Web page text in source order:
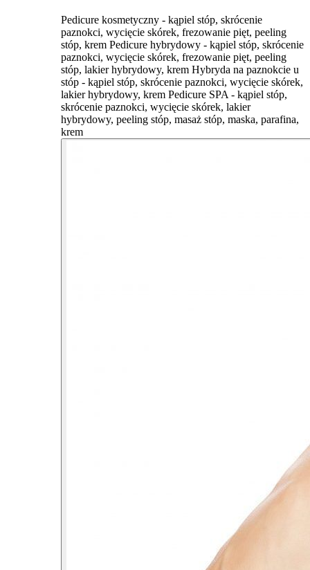
Pedicure kosmetyczny - kąpiel stóp, skrócenie
paznokci, wycięcie skórek, frezowanie pięt, peeling
stóp, krem Pedicure hybrydowy - kąpiel stóp, skrócenie
paznokci, wycięcie skórek, frezowanie pięt, peeling
stóp, lakier hybrydowy, krem Hybryda na paznokcie u
stóp - kąpiel stóp, skrócenie paznokci, wycięcie skórek,
lakier hybrydowy, krem Pedicure SPA - kąpiel stóp,
skrócenie paznokci, wycięcie skórek, lakier
hybrydowy, peeling stóp, masaż stóp, maska, parafina,
krem